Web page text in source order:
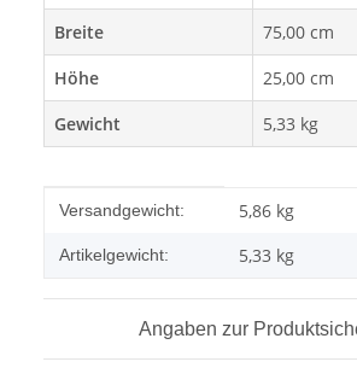
Breite
75,00 cm
Höhe
25,00 cm
Gewicht
5,33 kg
Produkteigenschaft
Wert
Versandgewicht: 5,86 kg
Artikelgewicht: 5,33 kg
Angaben zur